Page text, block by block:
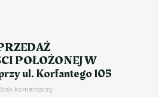
POŁOŻONEJ W
ul. Korfantego 105
komentarzy